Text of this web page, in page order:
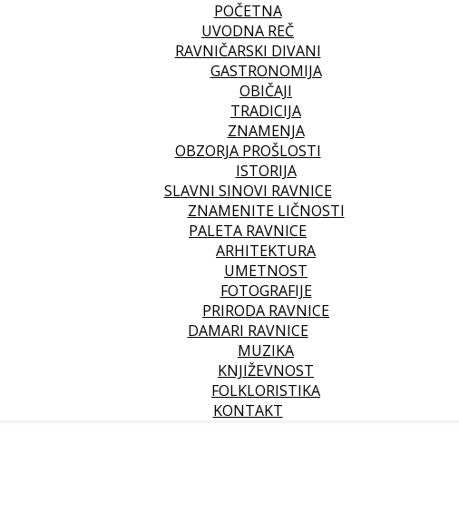
POČETNA
UVODNA REČ
RAVNIČARSKI DIVANI
GASTRONOMIJA
OBIČAJI
TRADICIJA
ZNAMENJA
OBZORJA PROŠLOSTI
ISTORIJA
SLAVNI SINOVI RAVNICE
ZNAMENITE LIČNOSTI
PALETA RAVNICE
ARHITEKTURA
UMETNOST
FOTOGRAFIJE
PRIRODA RAVNICE
DAMARI RAVNICE
MUZIKA
KNJIŽEVNOST
FOLKLORISTIKA
KONTAKT